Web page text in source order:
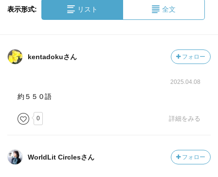
表示形式: リスト 全文
kentadokuさん フォロー
2025.04.08
約５５０語
0 詳細をみる
WorldLit Circlesさん フォロー